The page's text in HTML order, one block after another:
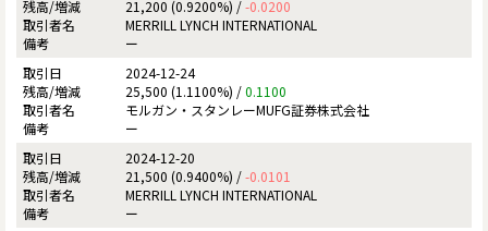
21,200 (0.9200%) /-0.0200
MERRILL LYNCH INTERNATIONAL
ー
2024-12-24
25,500 (1.1100%) /0.1100
モルガン・スタンレーMUFG証券株式会社
ー
2024-12-20
21,500 (0.9400%) /-0.0101
MERRILL LYNCH INTERNATIONAL
ー